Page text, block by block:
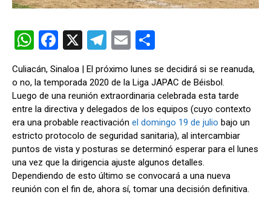
W
h
at
s
A
p
p
F
a
ce
b
o
o
k
X
T
el
e
gr
a
m
E
m
ail m
p
ar
tir
Culiacán, Sinaloa | El próximo lunes se decidirá si se reanuda,
o no, la temporada 2020 de la Liga JAPAC de Béisbol.
Luego de una reunión extraordinaria celebrada esta tarde
entre la directiva y delegados de los equipos (cuyo contexto
era una probable reactivación el domingo 19 de julio bajo un
estricto protocolo de seguridad sanitaria), al intercambiar
puntos de vista y posturas se determinó esperar para el lunes
una vez que la dirigencia ajuste algunos detalles.
Dependiendo de esto último se convocará a una nueva
reunión con el fin de, ahora sí, tomar una decisión definitiva.